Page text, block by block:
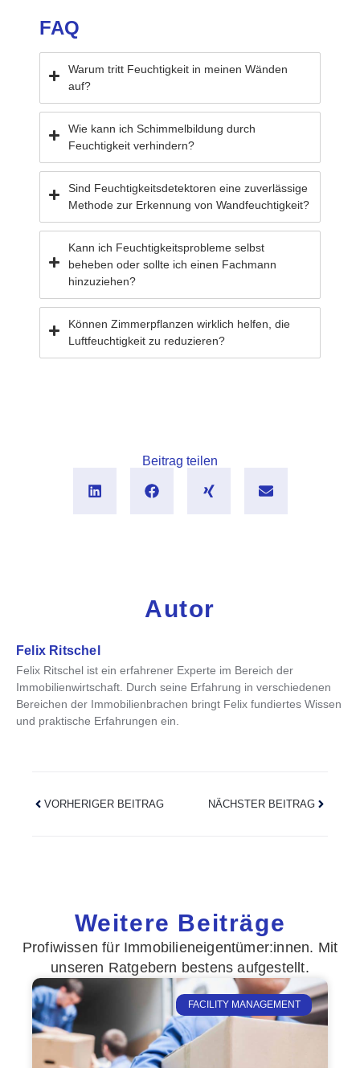
FAQ
Warum tritt Feuchtigkeit in meinen Wänden
auf?
Wie kann ich Schimmelbildung durch
Feuchtigkeit verhindern?
Sind Feuchtigkeitsdetektoren eine zuverlässige
Methode zur Erkennung von Wandfeuchtigkeit?
Kann ich Feuchtigkeitsprobleme selbst
beheben oder sollte ich einen Fachmann
hinzuziehen?
Können Zimmerpflanzen wirklich helfen, die
Luftfeuchtigkeit zu reduzieren?
Beitrag teilen
Autor
Felix Ritschel
Felix Ritschel ist ein erfahrener Experte im Bereich der
Immobilienwirtschaft. Durch seine Erfahrung in verschiedenen
Bereichen der Immobilienbrachen bringt Felix fundiertes Wissen
und praktische Erfahrungen ein.
VORHERIGER BEITRAG NÄCHSTER BEITRAG
Weitere Beiträge
Profiwissen für Immobilieneigentümer:innen. Mit
unseren Ratgebern bestens aufgestellt.
FACILITY MANAGEMENT